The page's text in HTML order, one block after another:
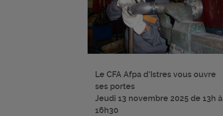
Le CFA Afpa d'Istres vous ouvre
ses portes
Jeudi 13 novembre 2025 de 13h à
16h30